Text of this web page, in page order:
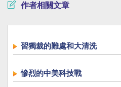
作者相關文章
習獨裁的難處和大清洗
慘烈的中美科技戰